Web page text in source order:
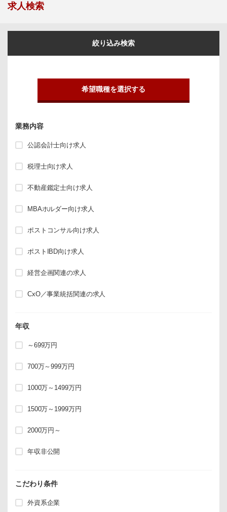
求人検索
絞り込み検索
希望職種を選択する
業務内容
公認会計士向け求人
税理士向け求人
不動産鑑定士向け求人
MBAホルダー向け求人
ポストコンサル向け求人
ポストIBD向け求人
経営企画関連の求人
CxO／事業統括関連の求人
年収
～699万円
700万～999万円
1000万～1499万円
1500万～1999万円
2000万円～
年収非公開
こだわり条件
外資系企業